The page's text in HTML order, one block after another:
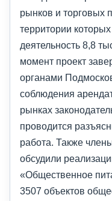
рынков и торговых
территории
деятельность 8,8
момент проект
органами
соблюдения
рынках
проводится
работа. Также
обсудили
«Общественное
3507 объектов